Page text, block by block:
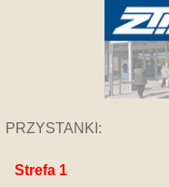
PRZYSTANKI:
Strefa 1